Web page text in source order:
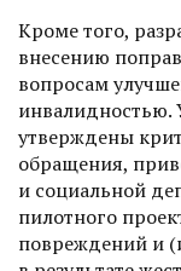
Кроме того,
внесению
вопросам
утверждены
обращения,
и социальной
пилотного
повреждений и